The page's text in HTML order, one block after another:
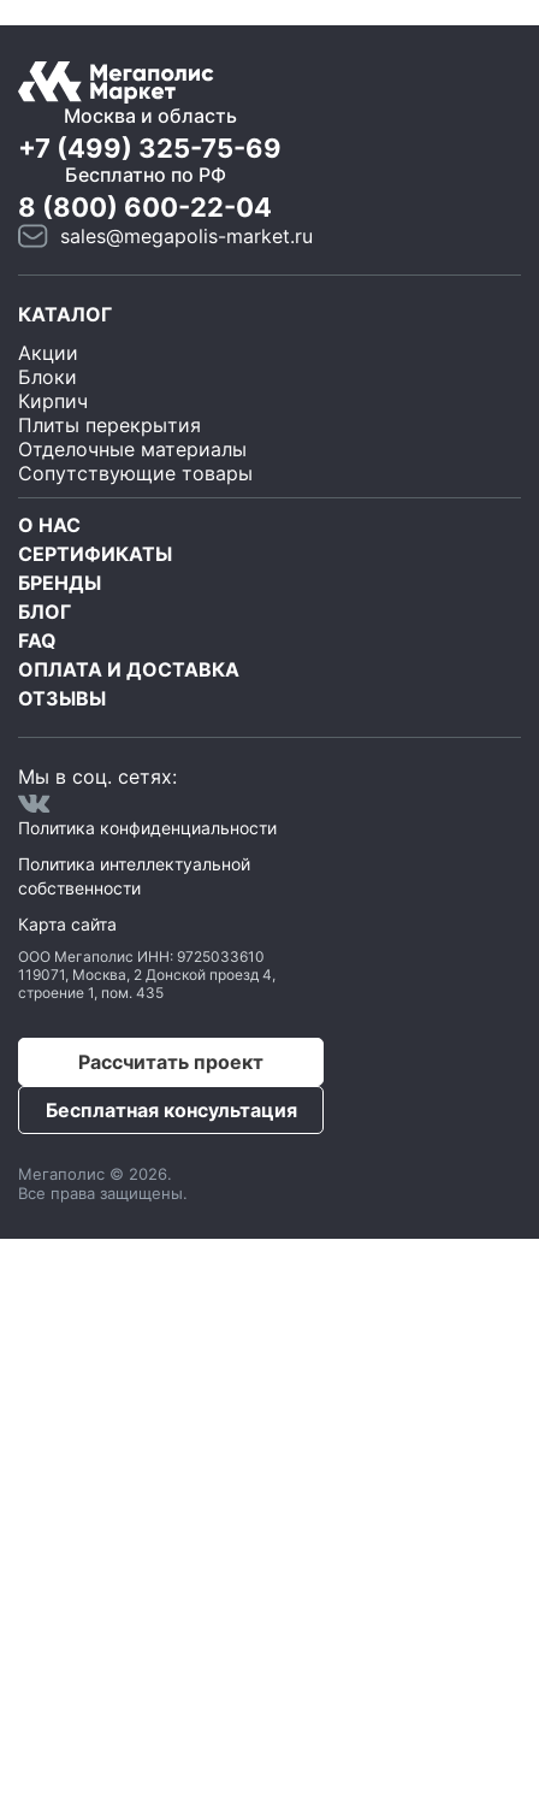
Москва и область
+7 (499) 325-75-69
Бесплатно по РФ
8 (800) 600-22-04
sales@megapolis-market.ru
КАТАЛОГ
Акции
Блоки
Кирпич
Плиты перекрытия
Отделочные материалы
Сопутствующие товары
О НАС
СЕРТИФИКАТЫ
БРЕНДЫ
БЛОГ
FAQ
ОПЛАТА И ДОСТАВКА
ОТЗЫВЫ
Мы в соц. сетях:
Политика конфиденциальности
Политика интеллектуальной
собственности
Карта сайта
ООО Мегаполис ИНН: 9725033610
119071, Москва, 2 Донской проезд 4,
строение 1, пом. 435
Рассчитать проект
Бесплатная консультация
Мегаполис © 2026.
Все права защищены.